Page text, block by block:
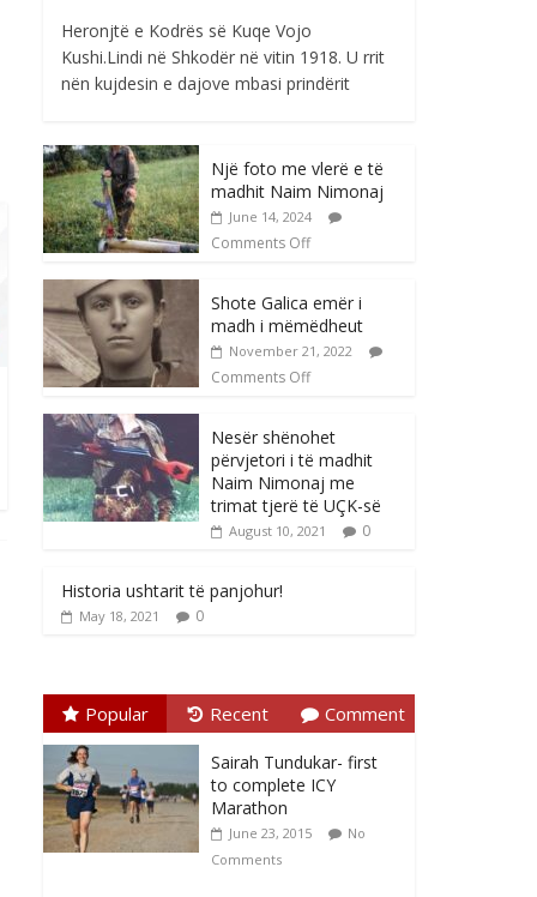
Heronjtë e Kodrës së Kuqe Vojo
Kushi.Lindi në Shkodër në vitin 1918. U rrit
nën kujdesin e dajove mbasi prindërit
Një foto me vlerë e të
madhit Naim Nimonaj
June 14, 2024
Comments Off
Shote Galica emër i
madh i mëmëdheut
November 21, 2022
Comments Off
Nesër shënohet
përvjetori i të madhit
Naim Nimonaj me
trimat tjerë të UÇK-së
August 10, 2021 0
Historia ushtarit të panjohur!
May 18, 2021 0
Popular Recent Comment
Sairah Tundukar- first
to complete ICY
Marathon
June 23, 2015
No
Comments